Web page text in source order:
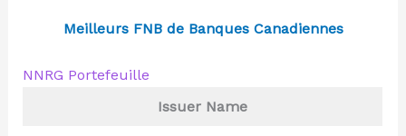
Meilleurs FNB de Banques Canadiennes
NNRG Portefeuille
Issuer Name